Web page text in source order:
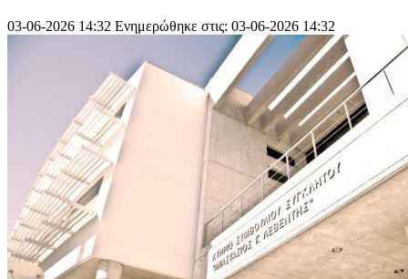
03-06-2026 14:32 Ενημερώθηκε στις: 03-06-2026 14:32